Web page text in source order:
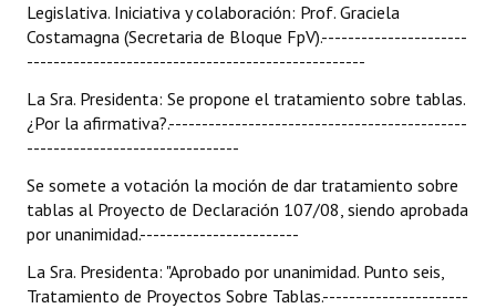
Legislativa. Iniciativa y colaboración: Prof. Graciela
Costamagna (Secretaria de Bloque FpV).----------------------
---------------------------------------------------
La Sra. Presidenta: Se propone el tratamiento sobre tablas.
¿Por la afirmativa?.---------------------------------------------
--------------------------------
Se somete a votación la moción de dar tratamiento sobre
tablas al Proyecto de Declaración 107/08, siendo aprobada
por unanimidad.------------------------
La Sra. Presidenta: "Aprobado por unanimidad. Punto seis,
Tratamiento de Proyectos Sobre Tablas.----------------------